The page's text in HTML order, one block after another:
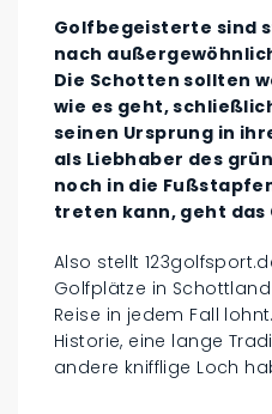
Golfbegeisterte sind
nach
Die Schotten sollten
wie es geht,
seinen Ursprung in
als Liebhaber des
noch in die
treten kann, geht
Also stellt
Golfplätze in
Reise in jedem Fall
Historie, eine lange
andere knifflige Loch